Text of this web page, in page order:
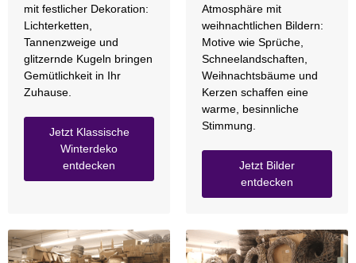
mit festlicher Dekoration:
Lichterketten,
Tannenzweige und
glitzernde Kugeln bringen
Gemütlichkeit in Ihr
Zuhause.
Jetzt Klassische
Winterdeko
entdecken
Atmosphäre mit
weihnachtlichen Bildern:
Motive wie Sprüche,
Schneelandschaften,
Weihnachtsbäume und
Kerzen schaffen eine
warme, besinnliche
Stimmung.
Jetzt Bilder
entdecken